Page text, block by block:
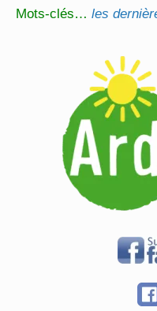
Mots-clés…les